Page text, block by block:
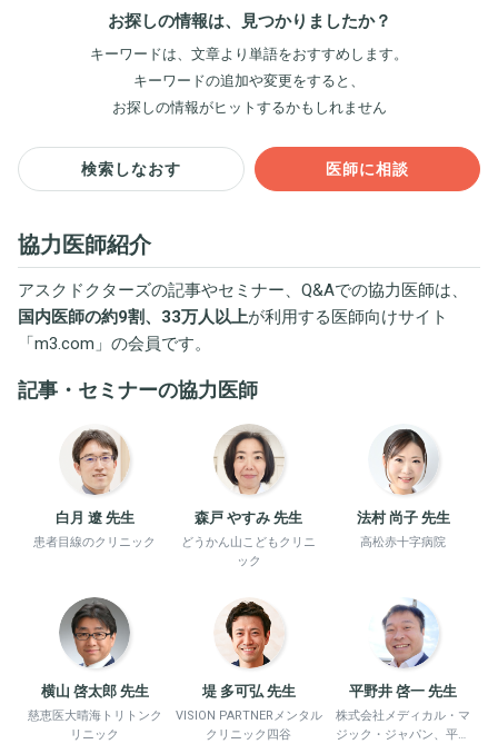
お探しの情報は、見つかりましたか？
キーワードは、文章より単語をおすすめします。
キーワードの追加や変更をすると、
お探しの情報がヒットするかもしれません
検索しなおす 医師に相談
協力医師紹介
アスクドクターズの記事やセミナー、Q&Aでの協力医師は、
国内医師の約9割、33万人以上が利用する医師向けサイト
「m3.com 」の会員です。
記事・セミナーの協力医師
白月 遼 先生
患者目線のクリニック
森戸 やすみ 先生
どうかん山こどもクリニ
ック
法村 尚子 先生
高松赤十字病院
横山 啓太郎 先生
慈恵医大晴海トリトンク
リニック
堤 多可弘 先生
VISION PARTNERメンタル
クリニック四谷
平野井 啓一 先生
株式会社メディカル・マ
ジック・ジャパン、平野